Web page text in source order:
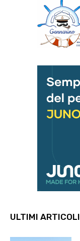
ULTIMI ARTICOLI